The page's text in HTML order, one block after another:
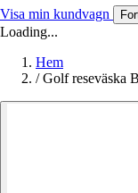
Visa min kundvagn
Loading...
Hem
/ Golf reseväska